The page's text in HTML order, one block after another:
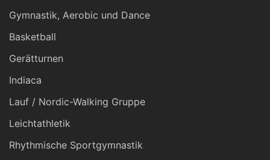
Gymnastik, Aerobic und Dance
Basketball
Gerätturnen
Indiaca
Lauf / Nordic-Walking Gruppe
Leichtathletik
Rhythmische Sportgymnastik